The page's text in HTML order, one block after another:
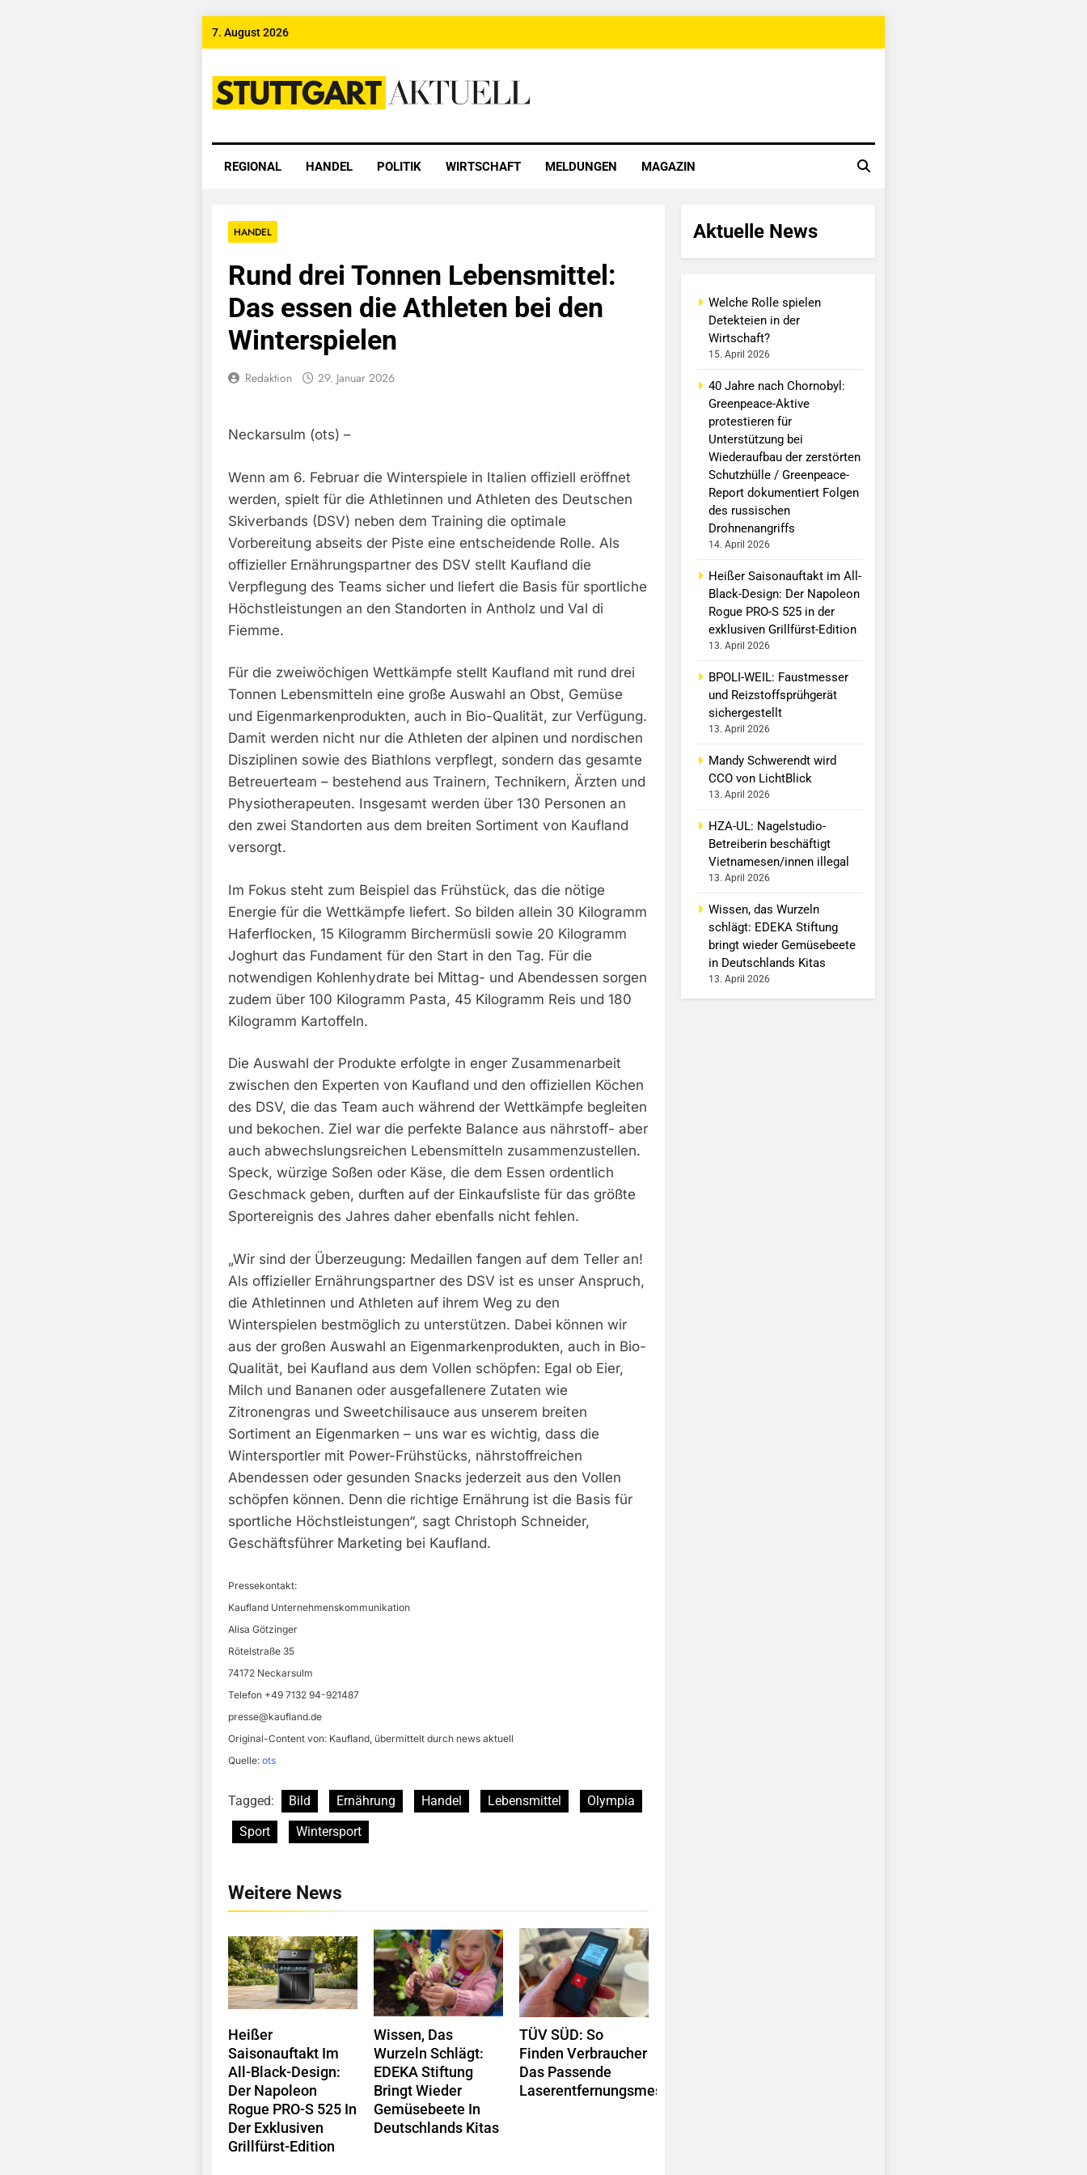
Skip
7. August 2026
Stuttgart Aktuell
REGIONAL HANDEL POLITIK WIRTSCHAFT MELDUNGEN MAGAZIN
HANDEL
Rund drei Tonnen Lebensmittel:
Das essen die Athleten bei den
Winterspielen
Redaktion 29. Januar 2026
Neckarsulm (ots) –
Wenn am 6. Februar die Winterspiele in Italien offiziell eröffnet
werden, spielt für die Athletinnen und Athleten des Deutschen
Skiverbands (DSV) neben dem Training die optimale
Vorbereitung abseits der Piste eine entscheidende Rolle. Als
offizieller Ernährungspartner des DSV stellt Kaufland die
Verpflegung des Teams sicher und liefert die Basis für sportliche
Höchstleistungen an den Standorten in Antholz und Val di
Fiemme.
Für die zweiwöchigen Wettkämpfe stellt Kaufland mit rund drei
Tonnen Lebensmitteln eine große Auswahl an Obst, Gemüse
und Eigenmarkenprodukten, auch in Bio-Qualität, zur Verfügung.
Damit werden nicht nur die Athleten der alpinen und nordischen
Disziplinen sowie des Biathlons verpflegt, sondern das gesamte
Betreuerteam – bestehend aus Trainern, Technikern, Ärzten und
Physiotherapeuten. Insgesamt werden über 130 Personen an
den zwei Standorten aus dem breiten Sortiment von Kaufland
versorgt.
Im Fokus steht zum Beispiel das Frühstück, das die nötige
Energie für die Wettkämpfe liefert. So bilden allein 30 Kilogramm
Haferflocken, 15 Kilogramm Birchermüsli sowie 20 Kilogramm
Joghurt das Fundament für den Start in den Tag. Für die
notwendigen Kohlenhydrate bei Mittag- und Abendessen sorgen
zudem über 100 Kilogramm Pasta, 45 Kilogramm Reis und 180
Kilogramm Kartoffeln.
Die Auswahl der Produkte erfolgte in enger Zusammenarbeit
zwischen den Experten von Kaufland und den offiziellen Köchen
des DSV, die das Team auch während der Wettkämpfe begleiten
und bekochen. Ziel war die perfekte Balance aus nährstoff- aber
auch abwechslungsreichen Lebensmitteln zusammenzustellen.
Speck, würzige Soßen oder Käse, die dem Essen ordentlich
Geschmack geben, durften auf der Einkaufsliste für das größte
Sportereignis des Jahres daher ebenfalls nicht fehlen.
„Wir sind der Überzeugung: Medaillen fangen auf dem Teller an!
Als offizieller Ernährungspartner des DSV ist es unser Anspruch,
die Athletinnen und Athleten auf ihrem Weg zu den
Winterspielen bestmöglich zu unterstützen. Dabei können wir
aus der großen Auswahl an Eigenmarkenprodukten, auch in Bio-
Qualität, bei Kaufland aus dem Vollen schöpfen: Egal ob Eier,
Milch und Bananen oder ausgefallenere Zutaten wie
Zitronengras und Sweetchilisauce aus unserem breiten
Sortiment an Eigenmarken – uns war es wichtig, dass die
Wintersportler mit Power-Frühstücks, nährstoffreichen
Abendessen oder gesunden Snacks jederzeit aus den Vollen
schöpfen können. Denn die richtige Ernährung ist die Basis für
sportliche Höchstleistungen“, sagt Christoph Schneider,
Geschäftsführer Marketing bei Kaufland.
Pressekontakt:
Kaufland Unternehmenskommunikation
Alisa Götzinger
Rötelstraße 35
74172 Neckarsulm
Telefon +49 7132 94-921487
presse@kaufland.de
Original-Content von: Kaufland, übermittelt durch news aktuell
Quelle: ots
Tagged: Bild Ernährung Handel Lebensmittel
Olympia
Sport
Wintersport
Weitere News
Heißer
Saisonauftakt Im
All-Black-Design:
Der Napoleon
Rogue PRO-S 525 In
Der Exklusiven
Grillfürst-Edition
Wissen, Das
Wurzeln Schlägt:
EDEKA Stiftung
Bringt Wieder
Gemüsebeete In
Deutschlands Kitas
TÜV SÜD: So
Finden Verbraucher
Das Passende
Laserentfernungsmessgerät
Aktuelle News
Welche Rolle spielen
Detekteien in der
Wirtschaft?
15. April 2026
40 Jahre nach Chornobyl:
Greenpeace-Aktive
protestieren für
Unterstützung bei
Wiederaufbau der zerstörten
Schutzhülle / Greenpeace-
Report dokumentiert Folgen
des russischen
Drohnenangriffs
14. April 2026
Heißer Saisonauftakt im All-
Black-Design: Der Napoleon
Rogue PRO-S 525 in der
exklusiven Grillfürst-Edition
13. April 2026
BPOLI-WEIL: Faustmesser
und Reizstoffsprühgerät
sichergestellt
13. April 2026
Mandy Schwerendt wird
CCO von LichtBlick
13. April 2026
HZA-UL: Nagelstudio-
Betreiberin beschäftigt
Vietnamesen/innen illegal
13. April 2026
Wissen, das Wurzeln
schlägt: EDEKA Stiftung
bringt wieder Gemüsebeete
in Deutschlands Kitas
13. April 2026